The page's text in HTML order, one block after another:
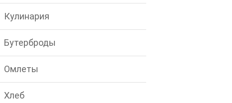
Кулинария
Бутерброды
Омлеты
Хлеб